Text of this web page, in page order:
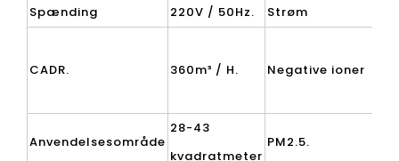
Spænding
220V / 50Hz. Strøm
CADR. 360m³ / H. Negative ioner
Anvendelsesområde
28-43
kvadratmeter
PM2.5.